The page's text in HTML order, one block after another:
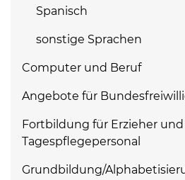
Spanisch
sonstige Sprachen
Computer und Beruf
Angebote für
Fortbildung für Erzieher und
Tagespflegepersonal
Grundbildung/